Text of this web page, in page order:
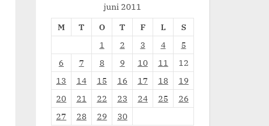
Hoppar på tåget: Dagens utsikt.
Questions & Answers
Bloggstaffeten 2026
Questions & Answers
juni 2011
M
T O T F L
S
1
2 3 4
5
6
7 8 9 10 11
12
13
14 15 16 17 18
19
20
21 22 23 24 25
26
27
28 29
30